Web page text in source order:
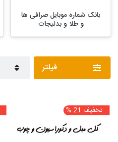
بانک شماره موبایل صرافی ها
و طلا و بدلیجات
فیلتر
تخفیف 21 %